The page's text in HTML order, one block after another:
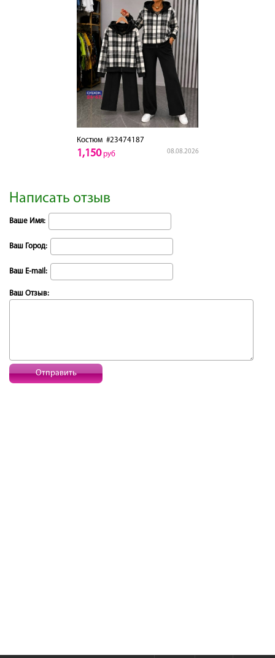
Костюм#23474187
08.08.2026
1,150руб
Написать отзыв
Ваше Имя:
Ваш Город:
Ваш E-mail:
Ваш Отзыв:
Отправить